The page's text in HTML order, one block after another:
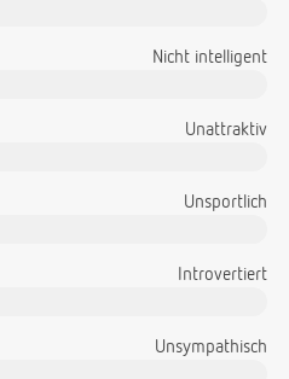
Nicht intelligent
Unattraktiv
Unsportlich
Introvertiert
Unsympathisch